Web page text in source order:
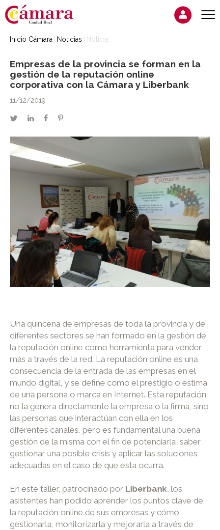
Inicio Cámara Noticias Noticia
Empresas de la provincia se forman en la
gestión de la reputación online
corporativa con la Cámara y Liberbank
11/12/2019
twitterlinkedinfacebookpinterest
Una quincena de empresas de toda la provincia y de
diferentes sectores se han formado en la gestión de
la reputación online como herramienta para vender
más a través de la red. La reputación online es una
consecuencia de la entrada de las empresas en el
mundo digital, y se define como el prestigio o estima
de una persona o marca en Internet. Esta reputación
no la genera directamente la empresa o la firma, sino
las personas que interactúan con ella en los
diferentes canales, pero es fundamental una buena
gestión de la misma con el fin de potenciarla, saber
gestionar una posible crisis y aplicar las soluciones
adecuadas en el caso de que esta ocurra.
En este taller, patrocinado por Liberbank , los
asistentes han podido aprender los puntos clave de
la reputación online de sus empresas y cómo
gestionarla, monitorizarla y mejorarla a través de